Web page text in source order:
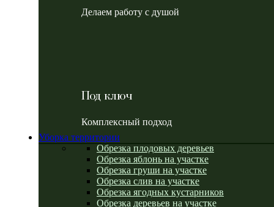
Делаем работу с душой
Под ключ
Комплексный подход
Уборка территории
Обрезка плодовых деревьев
Обрезка яблонь на участке
Обрезка груши на участке
Обрезка слив на участке
Обрезка ягодных кустарников
Обрезка деревьев на участке